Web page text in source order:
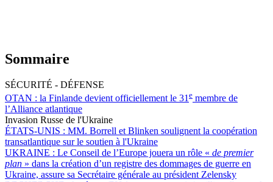
Sommaire
SÉCURITÉ - DÉFENSE
OTAN : la Finlande devient officiellement le 31e membre de
l’Alliance atlantique
Invasion Russe de l'Ukraine
ÉTATS-UNIS : MM. Borrell et Blinken soulignent la coopération
transatlantique sur le soutien à l'Ukraine
UKRAINE : Le Conseil de l’Europe jouera un rôle « de premier
plan » dans la création d’un registre des dommages de guerre en
Ukraine, assure sa Secrétaire générale au président Zelensky